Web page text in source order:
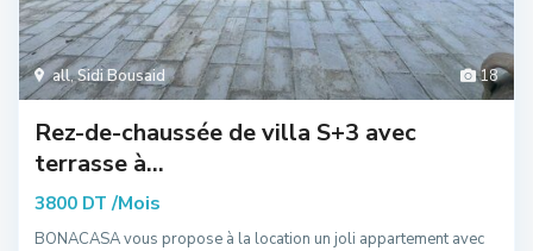
18
all,Sidi Bousaid
Rez-de-chaussée de villa S+3 avec
terrasse à...
3800 DT /Mois
BONACASA vous propose à la location un joli appartement avec